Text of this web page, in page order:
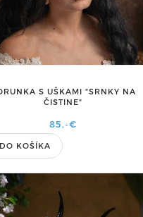
S UŠKAMI "SRNKY NA
ČISTINE"
85,-€
DO KOŠÍKA